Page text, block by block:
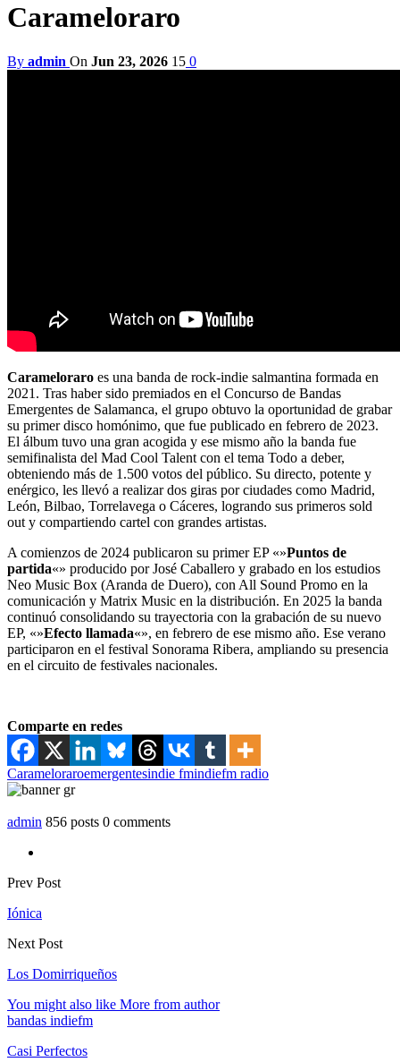
Carameloraro
By admin On Jun 23, 2026 15 0
Carameloraro es una banda de rock-indie salmantina formada en
2021. Tras haber sido premiados en el Concurso de Bandas
Emergentes de Salamanca, el grupo obtuvo la oportunidad de grabar
su primer disco homónimo, que fue publicado en febrero de 2023.
El álbum tuvo una gran acogida y ese mismo año la banda fue
semifinalista del Mad Cool Talent con el tema Todo a deber,
obteniendo más de 1.500 votos del público. Su directo, potente y
enérgico, les llevó a realizar dos giras por ciudades como Madrid,
León, Bilbao, Torrelavega o Cáceres, logrando sus primeros sold
out y compartiendo cartel con grandes artistas.
A comienzos de 2024 publicaron su primer EP «»Puntos de
partida«» producido por José Caballero y grabado en los estudios
Neo Music Box (Aranda de Duero), con All Sound Promo en la
comunicación y Matrix Music en la distribución. En 2025 la banda
continuó consolidando su trayectoria con la grabación de su nuevo
EP, «»Efecto llamada«», en febrero de ese mismo año. Ese verano
participaron en el festival Sonorama Ribera, ampliando su presencia
en el circuito de festivales nacionales.
Comparte en redes
Carameloraroemergentesindie fmindiefm radio
admin 856 posts 0 comments
Prev Post
Iónica
Next Post
Los Domirriqueños
You might also like More from author
bandas indiefm
Casi Perfectos